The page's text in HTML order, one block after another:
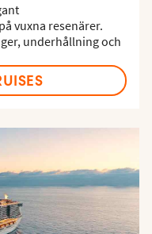
vuxna resenärer.
underhållning och